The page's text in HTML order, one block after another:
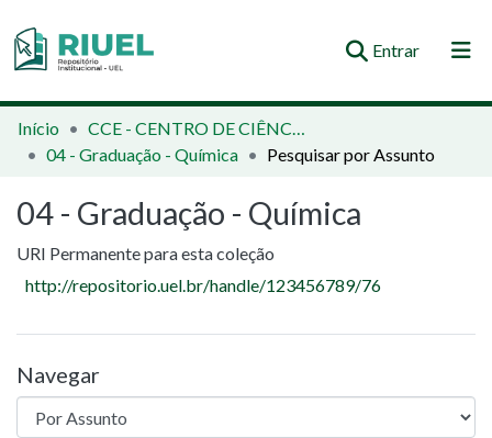
Entrar(current)
Orientações e Normas
Comunidades e Coleções
Busca no Repositório
Início
CCE - CENTRO DE CIÊNCIAS EXATAS
04 - Graduação - Química
Pesquisar por Assunto
04 - Graduação - Química
URI Permanente para esta coleção
http://repositorio.uel.br/handle/123456789/76
Navegar